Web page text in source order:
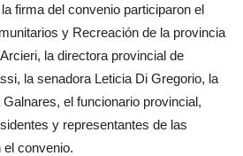
firma del convenio participaron el
y Recreación de la provincia
la directora provincial de
la senadora Leticia Di Gregorio, la
el funcionario provincial,
y representantes de las
el convenio.